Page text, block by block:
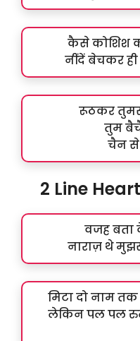
कैसे कोशिश
नींदें बेचकर ही
रूठकर
तुम
चैन से
2 Line
वजह बता
नाराज़ थे
मिटा दो नाम
लेकिन पल पल